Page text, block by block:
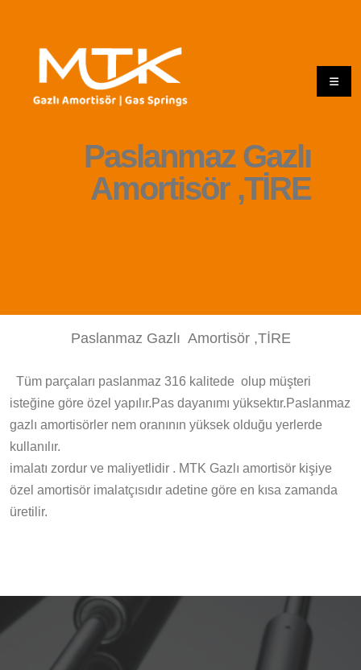
Paslanmaz Gazlı
Amortisör ,TİRE
Paslanmaz Gazlı Amortisör ,TİRE
Tüm parçaları paslanmaz 316 kalitede olup müşteri
isteğine göre özel yapılır.Pas dayanımı yüksektır.Paslanmaz
gazlı amortisörler nem oranının yüksek olduğu yerlerde
kullanılır.
imalatı zordur ve maliyetlidir . MTK Gazlı amortisör kişiye
özel amortisör imalatçısıdır adetine göre en kısa zamanda
üretilir.